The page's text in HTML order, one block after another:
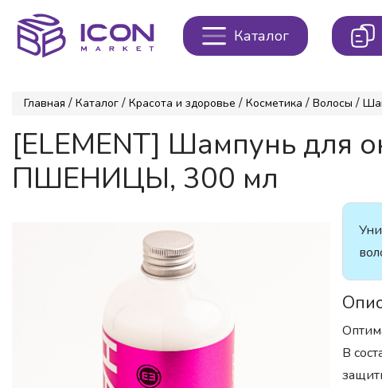
Каталог
Главная / Каталог / Красота и здоровье / Косметика / Волосы /
[ELEMENT] Шампунь для
ПШЕНИЦЫ, 300 мл
В